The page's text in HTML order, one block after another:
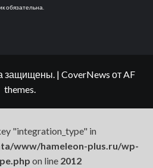
обязательна.
защищены. | CoverNews от AF
themes.
"integration_type" in
www/hameleon-plus.ru/wp-
on line 2012